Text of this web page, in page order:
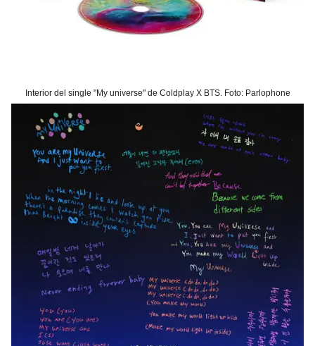
Interior del single "My universe" de Coldplay X BTS. Foto: Parlophone